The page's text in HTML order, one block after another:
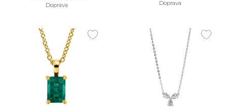
Doprava
Doprava